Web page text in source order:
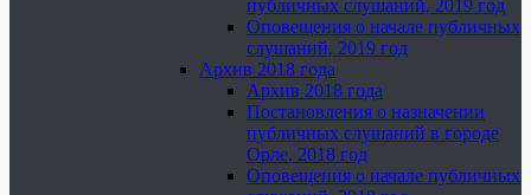
публичных слушаний, 2019 год
Оповещения о начале публичных
слушаний, 2019 год
Архив 2018 года
Архив 2018 года
Постановления о назначении
публичных слушаний в городе
Орле, 2018 год
Оповещения о начале публичных